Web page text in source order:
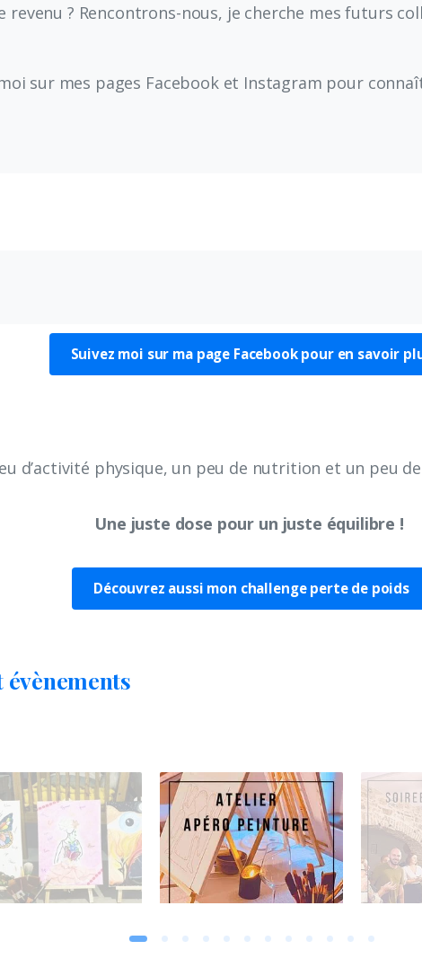
revenu ? Rencontrons-nous, je cherche mes futurs
sur mes pages Facebook et Instagram pour
Suivez moi sur ma page Facebook pour en savoir
d’activité physique, un peu de nutrition et un peu
Une juste dose pour un juste équilibre !
Découvrez aussi mon challenge perte de poids
évènements